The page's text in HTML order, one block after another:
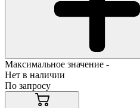
Максимальное значение -
Нет в наличии
По запросу